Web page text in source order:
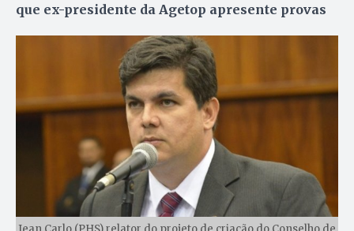
que ex-presidente da Agetop apresente provas